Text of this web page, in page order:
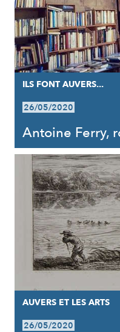
ILS FONT AUVERS...
26/05/2020
Antoine Ferry,
AUVERS ET LES ARTS
26/05/2020